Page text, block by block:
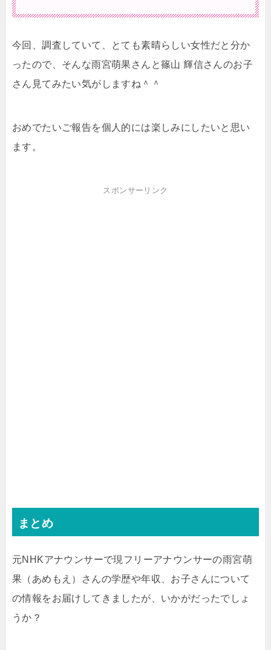
今回、調査していて、とても素晴らしい女性だと分か
ったので、そんな雨宮萌果さんと篠山 輝信さんのお子
さん見てみたい気がしますね＾＾
おめでたいご報告を個人的には楽しみにしたいと思い
ます。
スポンサーリンク
まとめ
元NHKアナウンサーで現フリーアナウンサーの雨宮萌
果（あめもえ）さんの学歴や年収、お子さんについて
の情報をお届けしてきましたが、いかがだったでしょ
うか？